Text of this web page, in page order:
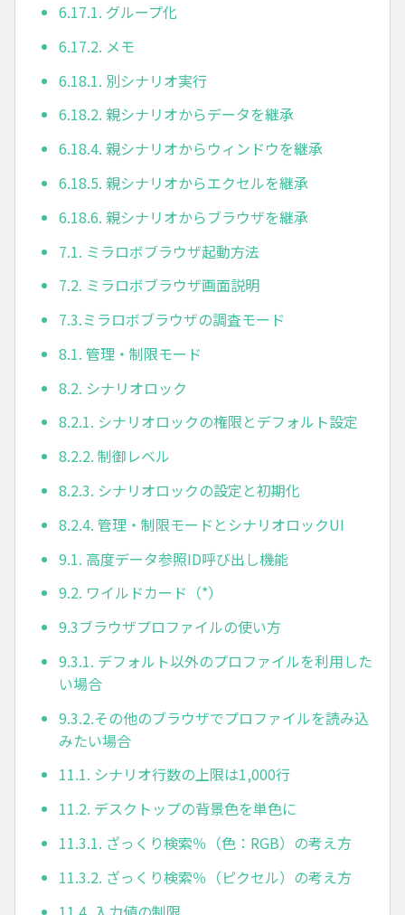
6.17.1. グループ化
6.17.2. メモ
6.18.1. 別シナリオ実行
6.18.2. 親シナリオからデータを継承
6.18.4. 親シナリオからウィンドウを継承
6.18.5. 親シナリオからエクセルを継承
6.18.6. 親シナリオからブラウザを継承
7.1. ミラロボブラウザ起動方法
7.2. ミラロボブラウザ画面説明
7.3.ミラロボブラウザの調査モード
8.1. 管理・制限モード
8.2. シナリオロック
8.2.1. シナリオロックの権限とデフォルト設定
8.2.2. 制御レベル
8.2.3. シナリオロックの設定と初期化
8.2.4. 管理・制限モードとシナリオロックUI
9.1. 高度データ参照ID呼び出し機能
9.2. ワイルドカード（*）
9.3ブラウザプロファイルの使い方
9.3.1. デフォルト以外のプロファイルを利用した
い場合
9.3.2.その他のブラウザでプロファイルを読み込
みたい場合
11.1. シナリオ行数の上限は1,000行
11.2. デスクトップの背景色を単色に
11.3.1. ざっくり検索％（色：RGB）の考え方
11.3.2. ざっくり検索％（ピクセル）の考え方